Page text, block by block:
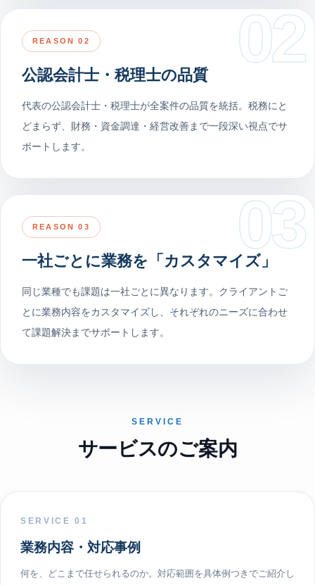
02
REASON 02
公認会計士・税理士の品質
代表の公認会計士・税理士が全案件の品質を統括。税務にと
どまらず、財務・資金調達・経営改善まで一段深い視点でサ
ポートします。
03
REASON 03
一社ごとに業務を「カスタマイズ」
同じ業種でも課題は一社ごとに異なります。クライアントご
とに業務内容をカスタマイズし、それぞれのニーズに合わせ
て課題解決までサポートします。
SERVICE
サービスのご案内
SERVICE 01
業務内容・対応事例
何を、どこまで任せられるのか。対応範囲を具体例つきでご紹介し